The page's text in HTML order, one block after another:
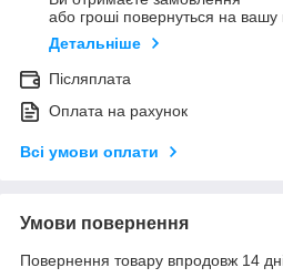
або гроші повернуться на вашу
Детальніше
Післяплата
Оплата на рахунок
Всі умови оплати
Умови повернення
Повернення товару впродовж 14